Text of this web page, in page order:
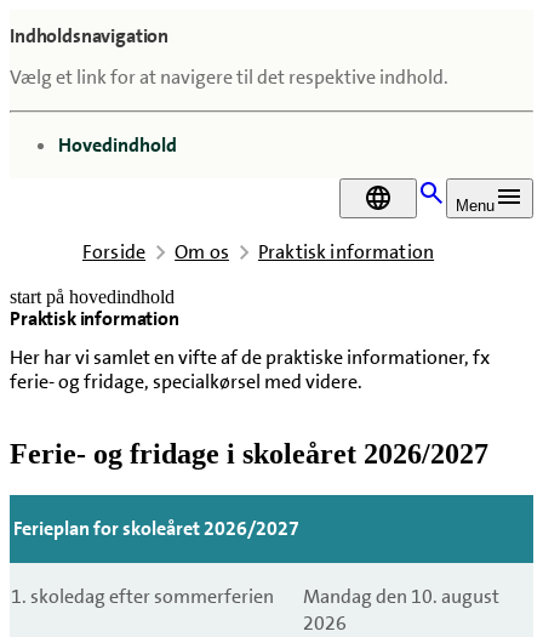
Indholdsnavigation
Vælg et link for at navigere til det respektive indhold.
gå til
Hovedindhold
DA Menu
Forside Om os Praktisk information
start på hovedindhold
Praktisk information
Her har vi samlet en vifte af de praktiske informationer, fx
ferie- og fridage, specialkørsel med videre.
senest opdateret 6. august 2026
Ferie- og fridage i skoleåret 2026/2027
Ferieplan for skoleåret 2026/2027
1. skoledag efter sommerferien
Mandag den 10. august
2026